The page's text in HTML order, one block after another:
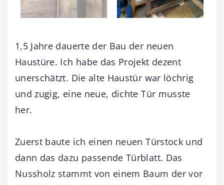
1,5 Jahre dauerte der Bau der neuen
Haustüre. Ich habe das Projekt dezent
unerschätzt. Die alte Haustür war löchrig
und zugig, eine neue, dichte Tür musste
her.
Zuerst baute ich einen neuen Türstock und
dann das dazu passende Türblatt. Das
Nussholz stammt von einem Baum der vor